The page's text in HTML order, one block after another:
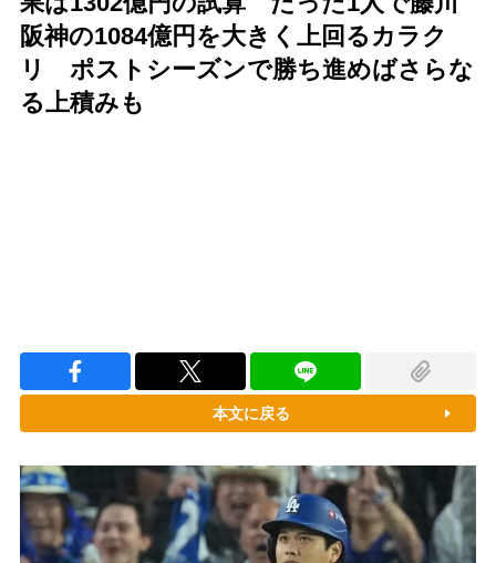
阪神の1084億円を大きく上回るカラク
リ ポストシーズンで勝ち進めばさらな
る上積みも
本文に戻る